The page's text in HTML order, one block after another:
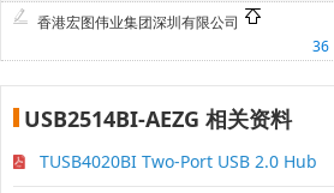
香港宏图伟业集团深圳有限公司
36
USB2514BI-AEZG 相关资料
TUSB4020BI Two-Port USB 2.0 Hub